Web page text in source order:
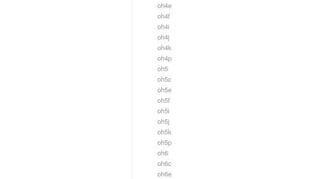
oh4e
oh4f
oh4i
oh4j
oh4k
oh4p
oh5
oh5c
oh5e
oh5f
oh5i
oh5j
oh5k
oh5p
oh6
oh6c
oh6e